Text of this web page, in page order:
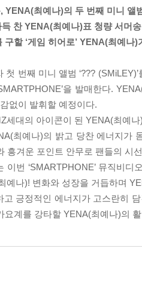
최예나)의 두 번째 미니 앨
찬 YENA(최예나)표 청량 서머송
할 ‘게임 히어로’ YENA(최예나)
첫 번째 미니 앨범 ‘???
을 발매한다.
없이 발휘할 예정이다.
세대의 아이콘이 된 YENA(최예
최예나)의 밝고 당찬 에너지가
흥겨운 포인트 안무로 팬들의 시
번 ‘SMARTPHONE’ 뮤직비디
예나)! 변화와 성장을 거듭하며
긍정적인 에너지가 고스란히
요계를 강타할 YENA(최예나)의